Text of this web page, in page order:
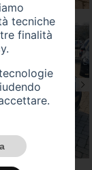
tecniche
finalità
.